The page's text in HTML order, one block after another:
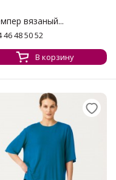
вязаный...
46 48 50 52
В корзину